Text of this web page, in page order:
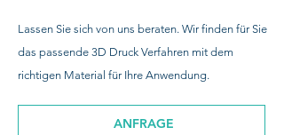
Lassen Sie sich von uns beraten. Wir finden für Sie
das passende 3D Druck Verfahren mit dem
richtigen Material für Ihre Anwendung.
ANFRAGE